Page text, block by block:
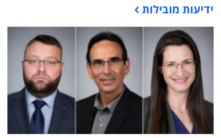
תוכן פרסומי
ידיעות מובילות